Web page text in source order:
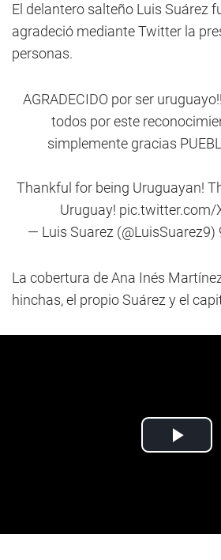
El delantero salteño Luis Suárez
agradeció mediante Twitter la
personas.
AGRADECIDO por ser
todos por este
simplemente gracias
Thankful for being Uruguayan!
Uruguay! pic.twitter.com/
— Luis Suarez (@LuisSuarez9)
La cobertura de Ana Inés
hinchas, el propio Suárez y el